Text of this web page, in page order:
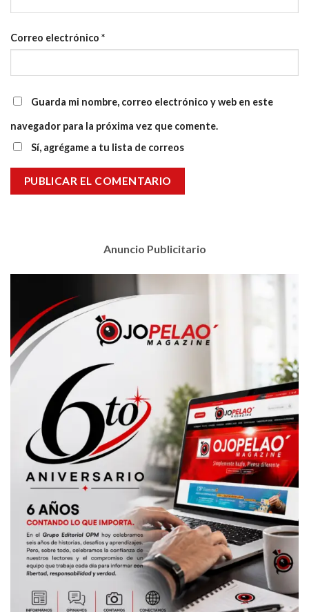
Correo electrónico *
Guarda mi nombre, correo electrónico y web en este
navegador para la próxima vez que comente.
Sí, agrégame a tu lista de correos
Anuncio Publicitario